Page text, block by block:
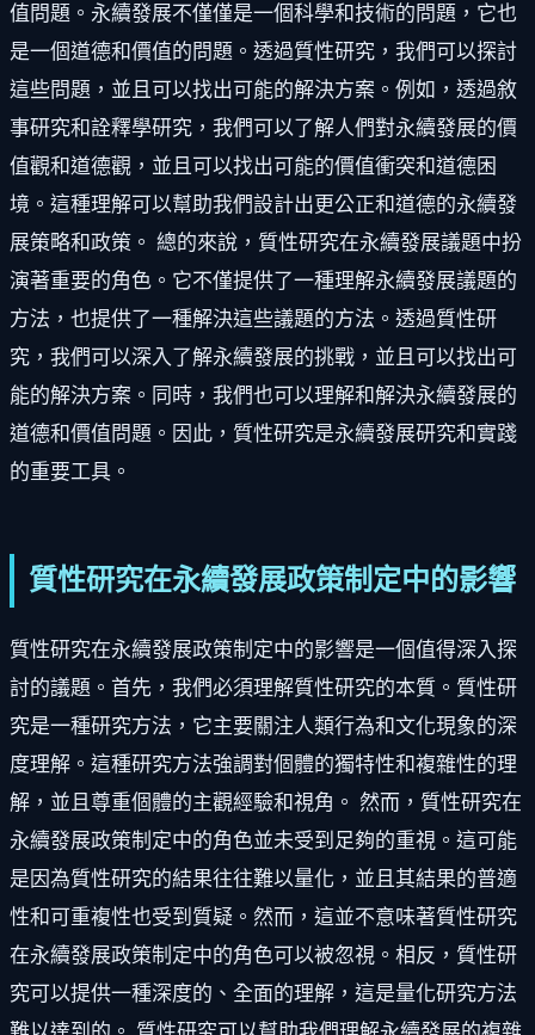
值問題。永續發展不僅僅是一個科學和技術的問題，它也
是一個道德和價值的問題。透過質性研究，我們可以探討
這些問題，並且可以找出可能的解決方案。例如，透過敘
事研究和詮釋學研究，我們可以了解人們對永續發展的價
值觀和道德觀，並且可以找出可能的價值衝突和道德困
境。這種理解可以幫助我們設計出更公正和道德的永續發
展策略和政策。 總的來說，質性研究在永續發展議題中扮
演著重要的角色。它不僅提供了一種理解永續發展議題的
方法，也提供了一種解決這些議題的方法。透過質性研
究，我們可以深入了解永續發展的挑戰，並且可以找出可
能的解決方案。同時，我們也可以理解和解決永續發展的
道德和價值問題。因此，質性研究是永續發展研究和實踐
的重要工具。
質性研究在永續發展政策制定中的影響
質性研究在永續發展政策制定中的影響是一個值得深入探
討的議題。首先，我們必須理解質性研究的本質。質性研
究是一種研究方法，它主要關注人類行為和文化現象的深
度理解。這種研究方法強調對個體的獨特性和複雜性的理
解，並且尊重個體的主觀經驗和視角。 然而，質性研究在
永續發展政策制定中的角色並未受到足夠的重視。這可能
是因為質性研究的結果往往難以量化，並且其結果的普適
性和可重複性也受到質疑。然而，這並不意味著質性研究
在永續發展政策制定中的角色可以被忽視。相反，質性研
究可以提供一種深度的、全面的理解，這是量化研究方法